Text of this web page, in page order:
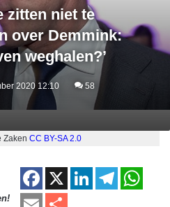
zitten niet te
over Demmink:
weghalen?’
2020 12:10 58
Zaken CC BY-SA 2.0
F
a
X
Li T